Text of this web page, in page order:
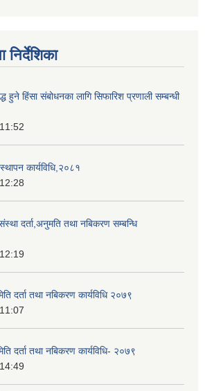
हुने हिंसा संबोधनका लागि सिफारिश प्रणाली सम्बन्धी
कार्यविधि,२०८१
दर्ता,अनुमति तथा नबिकरण सम्बन्धि
दर्ता तथा नबिकरण कार्यविधि २०७९
दर्ता तथा नबिकरण कार्यविधि- २०७९